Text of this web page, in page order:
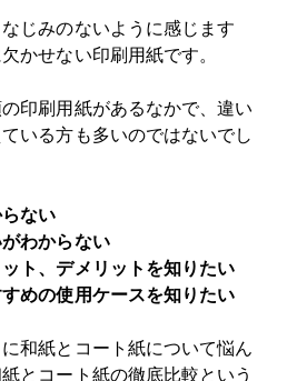
じみのないように感じます
かせない印刷用紙です。
印刷用紙があるなかで、違い
いる方も多いのではないでし
ない
わからない
ト、デメリットを知りたい
めの使用ケースを知りたい
和紙とコート紙について悩ん
とコート紙の徹底比較という